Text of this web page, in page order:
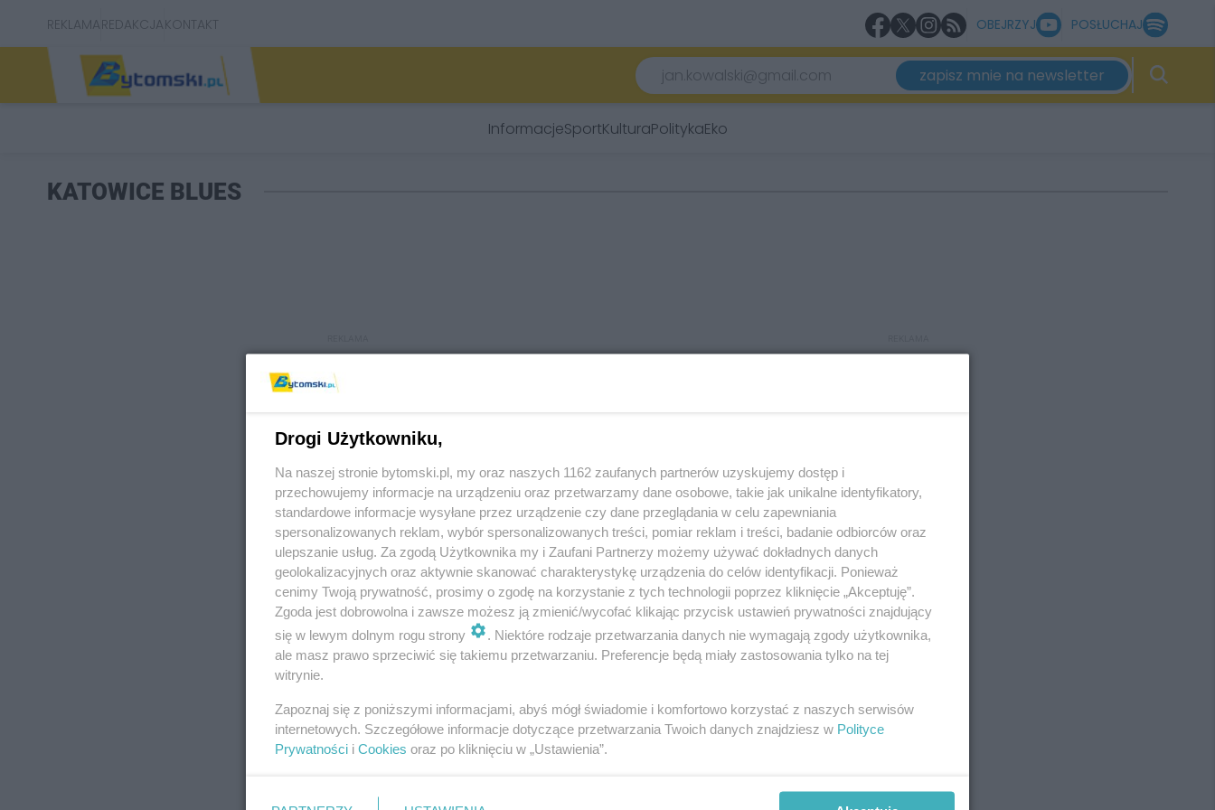
REKLAMAREDAKCJAKONTAKT OBEJRZYJ POSŁUCHAJ
zapisz mnie na newsletter
InformacjeSportKulturaPolitykaEko
KATOWICE BLUES
REKLAMA REKLAMA
Drogi Użytkowniku,
Na naszej stronie bytomski.pl, my oraz naszych 1162 zaufanych partnerów uzyskujemy dostęp i
przechowujemy informacje na urządzeniu oraz przetwarzamy dane osobowe, takie jak unikalne identyfikatory,
standardowe informacje wysyłane przez urządzenie czy dane przeglądania w celu zapewniania
spersonalizowanych reklam, wybór spersonalizowanych treści, pomiar reklam i treści, badanie odbiorców oraz
ulepszanie usług. Za zgodą Użytkownika my i Zaufani Partnerzy możemy używać dokładnych danych
geolokalizacyjnych oraz aktywnie skanować charakterystykę urządzenia do celów identyfikacji. Ponieważ
cenimy Twoją prywatność, prosimy o zgodę na korzystanie z tych technologii poprzez kliknięcie „Akceptuję”.
Zgoda jest dobrowolna i zawsze możesz ją zmienić/wycofać klikając przycisk ustawień prywatności znajdujący
się w lewym dolnym rogu strony
. Niektóre rodzaje przetwarzania danych nie wymagają zgody użytkownika,
ale masz prawo sprzeciwić się takiemu przetwarzaniu. Preferencje będą miały zastosowania tylko na tej
witrynie.
Zapoznaj się z poniższymi informacjami, abyś mógł świadomie i komfortowo korzystać z naszych serwisów
internetowych. Szczegółowe informacje dotyczące przetwarzania Twoich danych znajdziesz w Polityce
Prywatności i Cookies oraz po kliknięciu w „Ustawienia”.